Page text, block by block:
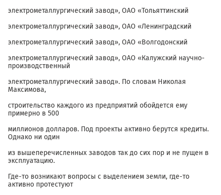
электрометаллургический завод», ОАО «Тольяттинский
электрометаллургический завод», ОАО «Ленинградский
электрометаллургический завод», ОАО «Волгодонский
электрометаллургический завод», ОАО «Калужский научно-
производственный
электрометаллургический завод». По словам Николая
Максимова,
строительство каждого из предприятий обойдется ему
примерно в 500
миллионов долларов. Под проекты активно берутся кредиты.
Однако ни один
из вышеперечисленных заводов так до сих пор и не пущен в
эксплуатацию.
Где-то возникают вопросы с выделением земли, где-то
активно протестуют